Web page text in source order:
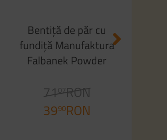
Bentiță de păr cu
fundiță Manufaktura
Falbanek Powder
7107RON
3990RON